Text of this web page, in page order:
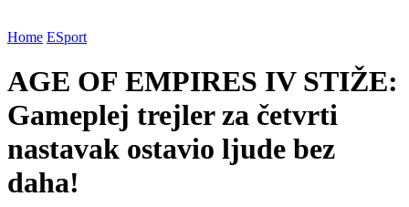
Home ESport
AGE OF EMPIRES IV STIŽE:
Gameplej trejler za četvrti
nastavak ostavio ljude bez
daha!